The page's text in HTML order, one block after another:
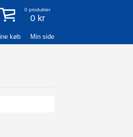
0 produkter
0 kr
køb Min side